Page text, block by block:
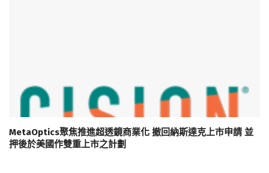
MetaOptics聚焦推進超透鏡商業化 撤回納斯達克上市申請 並
押後於美國作雙重上市之計劃